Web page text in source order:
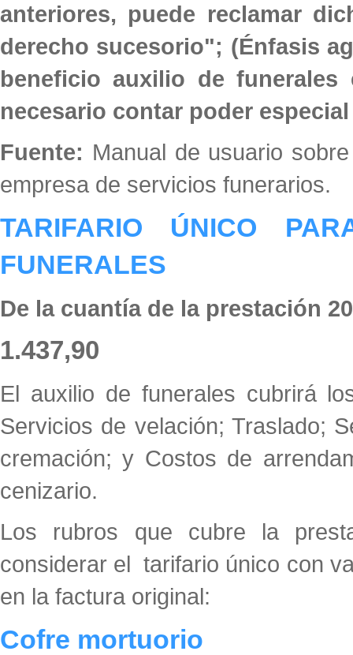
anteriores, puede reclamar
derecho sucesorio"; (Énfasis
beneficio auxilio de
necesario contar poder
Fuente: Manual de usuario
empresa de servicios funerarios.
TARIFARIO ÚNICO
FUNERALES
De la cuantía de la prestación
1.437,90
El auxilio de funerales cubrirá
Servicios de velación; Traslado;
cremación; y Costos de
cenizario.
Los rubros que cubre la
considerar el tarifario único con
en la factura original:
Cofre mortuorio